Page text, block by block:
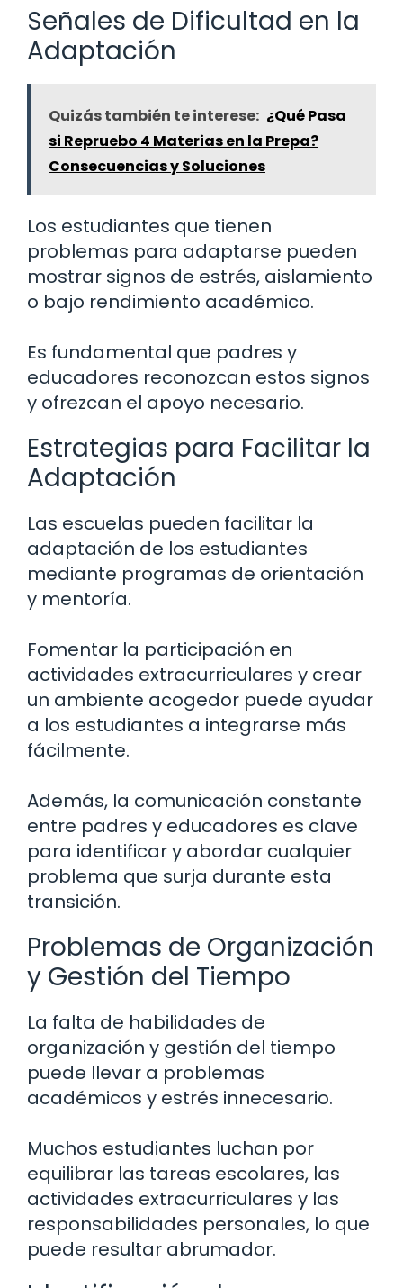
Señales de Dificultad en la
Adaptación
Quizás también te interese: ¿Qué Pasa
si Repruebo 4 Materias en la Prepa?
Consecuencias y Soluciones
Los estudiantes que tienen
problemas para adaptarse pueden
mostrar signos de estrés, aislamiento
o bajo rendimiento académico.
Es fundamental que padres y
educadores reconozcan estos signos
y ofrezcan el apoyo necesario.
Estrategias para Facilitar la
Adaptación
Las escuelas pueden facilitar la
adaptación de los estudiantes
mediante programas de orientación
y mentoría.
Fomentar la participación en
actividades extracurriculares y crear
un ambiente acogedor puede ayudar
a los estudiantes a integrarse más
fácilmente.
Además, la comunicación constante
entre padres y educadores es clave
para identificar y abordar cualquier
problema que surja durante esta
transición.
Problemas de Organización
y Gestión del Tiempo
La falta de habilidades de
organización y gestión del tiempo
puede llevar a problemas
académicos y estrés innecesario.
Muchos estudiantes luchan por
equilibrar las tareas escolares, las
actividades extracurriculares y las
responsabilidades personales, lo que
puede resultar abrumador.